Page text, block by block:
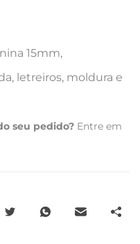
15mm,
letreiros, moldura e
seu pedido? Entre em